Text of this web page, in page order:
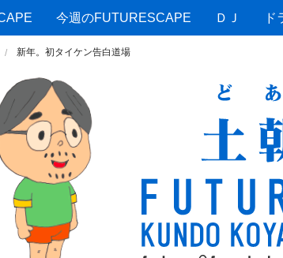
今週のFUTURESCAPE ＤＪ ド
新年。初タイケン告白道場